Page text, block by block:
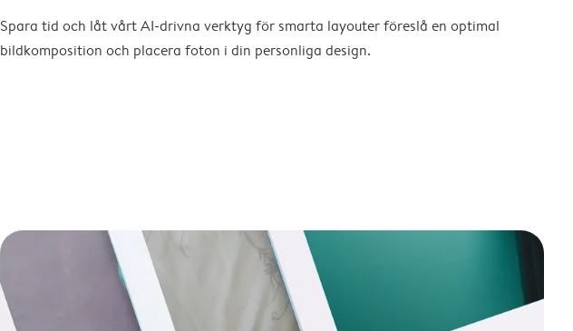
Spara tid och låt vårt AI-drivna verktyg för smarta layouter föreslå en optimal
bildkomposition och placera foton i din personliga design.